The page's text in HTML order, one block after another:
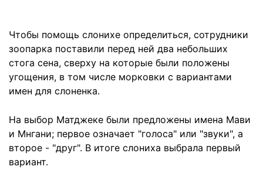
Чтобы помощь слонихе определиться, сотрудники
зоопарка поставили перед ней два небольших
стога сена, сверху на которые были положены
угощения, в том числе морковки с вариантами
имен для слоненка.
На выбор Матджеке были предложены имена Мави
и Мнгани; первое означает "голоса" или "звуки", а
второе - "друг". В итоге слониха выбрала первый
вариант.